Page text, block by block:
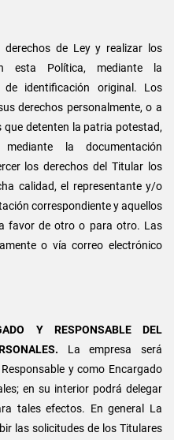
de Ley y realizar los
esta Política, mediante la
identificación original. Los
derechos personalmente, o a
detenten la patria potestad,
la documentación
los derechos del Titular los
calidad, el representante y/o
correspondiente y aquellos
favor de otro o para otro. Las
o vía correo electrónico
Y RESPONSABLE DEL
La empresa será
y como Encargado
en su interior podrá delegar
tales efectos. En general La
las solicitudes de los Titulares